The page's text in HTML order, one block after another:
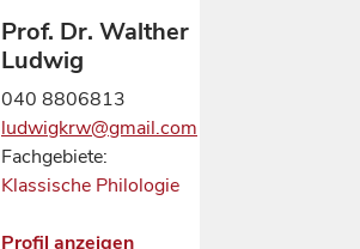
Prof. Dr. Walther
Ludwig
040 8806813
ludwigkrw@gmail.com
Fachgebiete:
Klassische Philologie
Profil anzeigen